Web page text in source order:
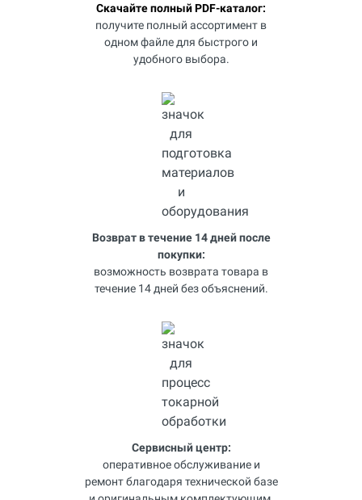
Скачайте полный PDF-каталог:
получите полный ассортимент в
одном файле для быстрого и
удобного выбора.
Возврат в течение 14 дней после
покупки:
возможность возврата товара в
течение 14 дней без объяснений.
Сервисный центр:
оперативное обслуживание и
ремонт благодаря технической базе